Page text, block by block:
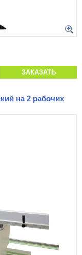
ЗАКАЗАТЬ
на 2 рабочих